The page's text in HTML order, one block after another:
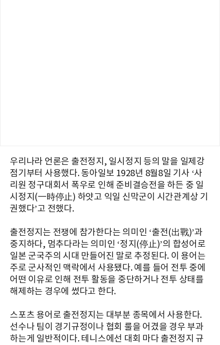
우리나라 언론은 출전정지, 일시정지 등의 말을 일제강
점기부터 사용했다. 동아일보 1928년 8월8일 기사 ‘사
리원 정구대회서 폭우로 인해 준비결승전을 하든 중 일
시정지(一時停止) 하얏고 익일 신막군이 시간관계상 기
권했다’고 전했다.
출전정지는 전쟁에 참가한다는 의미인 ‘출전(出戰)’과
중지하다, 멈추다라는 의미인 ‘정지(停止)’의 합성어로
일본 군국주의 시대 만들어진 말로 추정된다. 이 용어는
주로 군사적인 맥락에서 사용됐다. 예를 들어 전투 중에
어떤 이유로 인해 전투 활동을 중단하거나 전투 상태를
해제하는 경우에 썼다고 한다.
스포츠 용어로 출전정지는 대부분 종목에서 사용한다.
선수나 팀이 경기규정이나 협회 룰을 어겼을 경우 부과
하는게 일반적이다. 테니스에선 대회 마다 출전정지 규